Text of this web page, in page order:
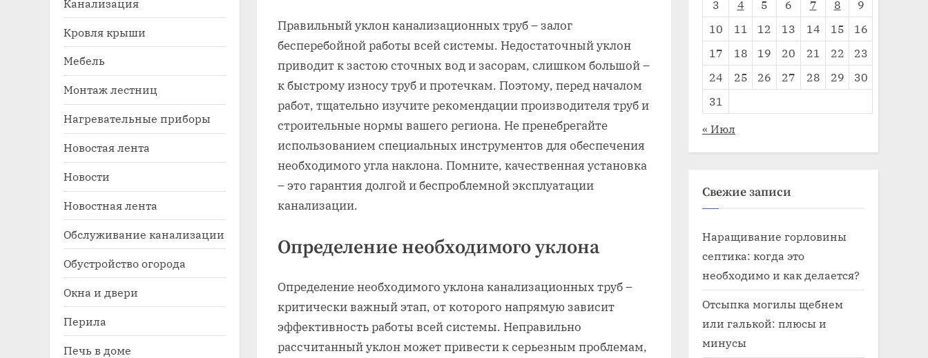
sub-
Правильный уклон канализационных труб – залог
бесперебойной работы всей системы. Недостаточный уклон
приводит к застою сточных вод и засорам, слишком большой –
к быстрому износу труб и протечкам. Поэтому, перед началом
работ, тщательно изучите рекомендации производителя труб и
строительные нормы вашего региона. Не пренебрегайте
использованием специальных инструментов для обеспечения
необходимого угла наклона. Помните, качественная установка
– это гарантия долгой и беспроблемной эксплуатации
канализации.
Определение необходимого уклона
Определение необходимого уклона канализационных труб –
критически важный этап, от которого напрямую зависит
эффективность работы всей системы. Неправильно
рассчитанный уклон может привести к серьезным проблемам,
Кровля крыши
Мебель
Монтаж лестниц
Нагревательные приборы
Новостая лента
Новости
Новостная лента
Обслуживание канализации
Обустройство огорода
Окна и двери
Перила
Печь в доме
3
4 5 6 7 8
9
10
11 12 13 14 15
16
17
18 19 20 21 22
23
24
25 26 27 28 29
30
31
« Июл
Свежие записи
Наращивание горловины
септика: когда это
необходимо и как делается?
Отсыпка могилы щебнем
или галькой: плюсы и
минусы